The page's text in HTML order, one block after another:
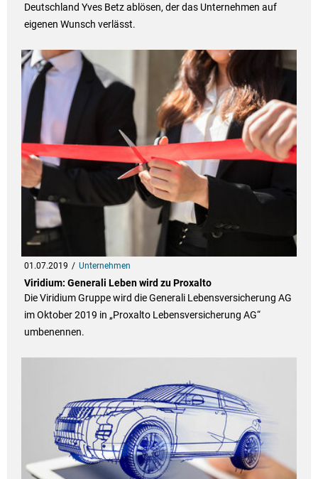
Deutschland Yves Betz ablösen, der das Unternehmen auf
eigenen Wunsch verlässt.
01.07.2019 Unternehmen
Viridium: Generali Leben wird zu Proxalto
Die Viridium Gruppe wird die Generali Lebensversicherung AG
im Oktober 2019 in „Proxalto Lebensversicherung AG“
umbenennen.